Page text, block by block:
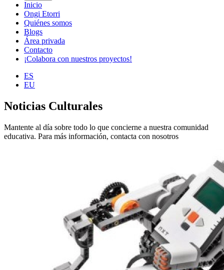
Inicio
Ongi Etorri
Quiénes somos
Blogs
Área privada
Contacto
¡Colabora con nuestros proyectos!
ES
EU
Noticias Culturales
Mantente al día sobre todo lo que concierne a nuestra comunidad
educativa. Para más información, contacta con nosotros